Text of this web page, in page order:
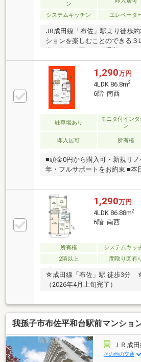
ン
システムキッチン エレベータ
JR成田線「布佐」駅より徒歩
ションを楽しむことのできる３
安心ですね♪エレベーター非停
にエアコン設置可能です！間
変更したため、他のお部屋よ
ります。陽当たりや風通しも良
1,290万円
4LDK 86.8m2
6階 南西
駐車場あり
モニタ付イン
ン
即入居可 所有権
■頭金0円から購入可・新規リ
年・フルサポートをお約束 ■本
OK□
1,290万円
4LDK 86.88m2
6階 南西
所有権 システムキッ
2階以上
間取り図有
☆成田線「布佐」駅 徒歩3分
（2026年4月上旬完了）
我孫子市布佐平和台駅前マンショ
ＪＲ成
その他の交通